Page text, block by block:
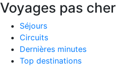
Voyages pas cher
Séjours
Circuits
Dernières minutes
Top destinations